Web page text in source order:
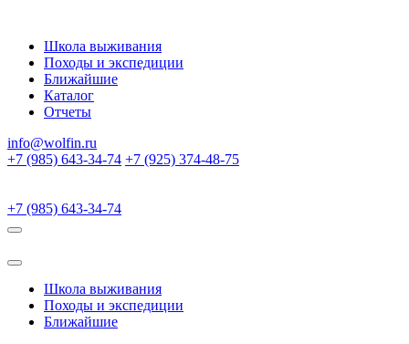
Школа выживания
Походы и экспедиции
Ближайшие
Каталог
Отчеты
info@wolfin.ru
+7 (985) 643-34-74 +7 (925) 374-48-75
+7 (985) 643-34-74
Школа выживания
Походы и экспедиции
Ближайшие